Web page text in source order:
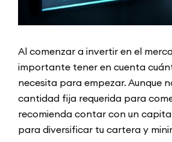
Al comenzar a invertir en el
importante tener en cuenta
necesita para empezar. Aunque
cantidad fija requerida para
recomienda contar con un
para diversificar tu cartera y